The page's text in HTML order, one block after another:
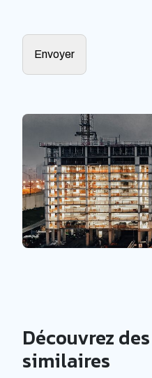
Découvrez
similaires